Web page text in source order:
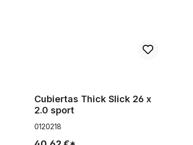
Cubiertas Thick Slick 26 x
2.0 sport
0120218